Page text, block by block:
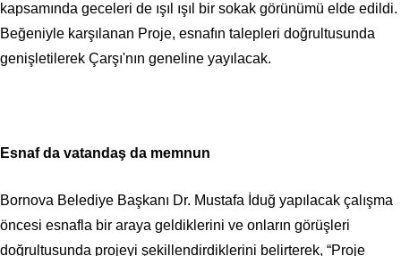
kapsamında geceleri de ışıl ışıl bir sokak görünümü elde edildi.
Beğeniyle karşılanan Proje, esnafın talepleri doğrultusunda
genişletilerek Çarşı'nın geneline yayılacak.
Esnaf da vatandaş da memnun
Bornova Belediye Başkanı Dr. Mustafa İduğ yapılacak çalışma
öncesi esnafla bir araya geldiklerini ve onların görüşleri
doğrultusunda projeyi şekillendirdiklerini belirterek, “Proje